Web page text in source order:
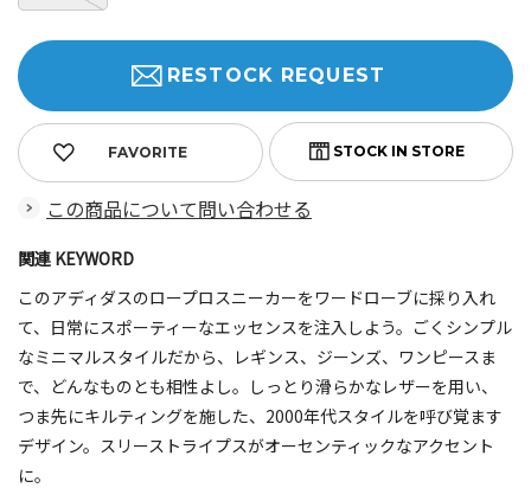
FAVORITE
RESTOCK REQUEST
この商品について問い合わせる
関連 KEYWORD
このアディダスのロープロスニーカーをワードローブに採り入れ
て、日常にスポーティーなエッセンスを注入しよう。ごくシンプル
なミニマルスタイルだから、レギンス、ジーンズ、ワンピースま
で、どんなものとも相性よし。しっとり滑らかなレザーを用い、
つま先にキルティングを施した、2000年代スタイルを呼び覚ます
デザイン。スリーストライプスがオーセンティックなアクセント
に。